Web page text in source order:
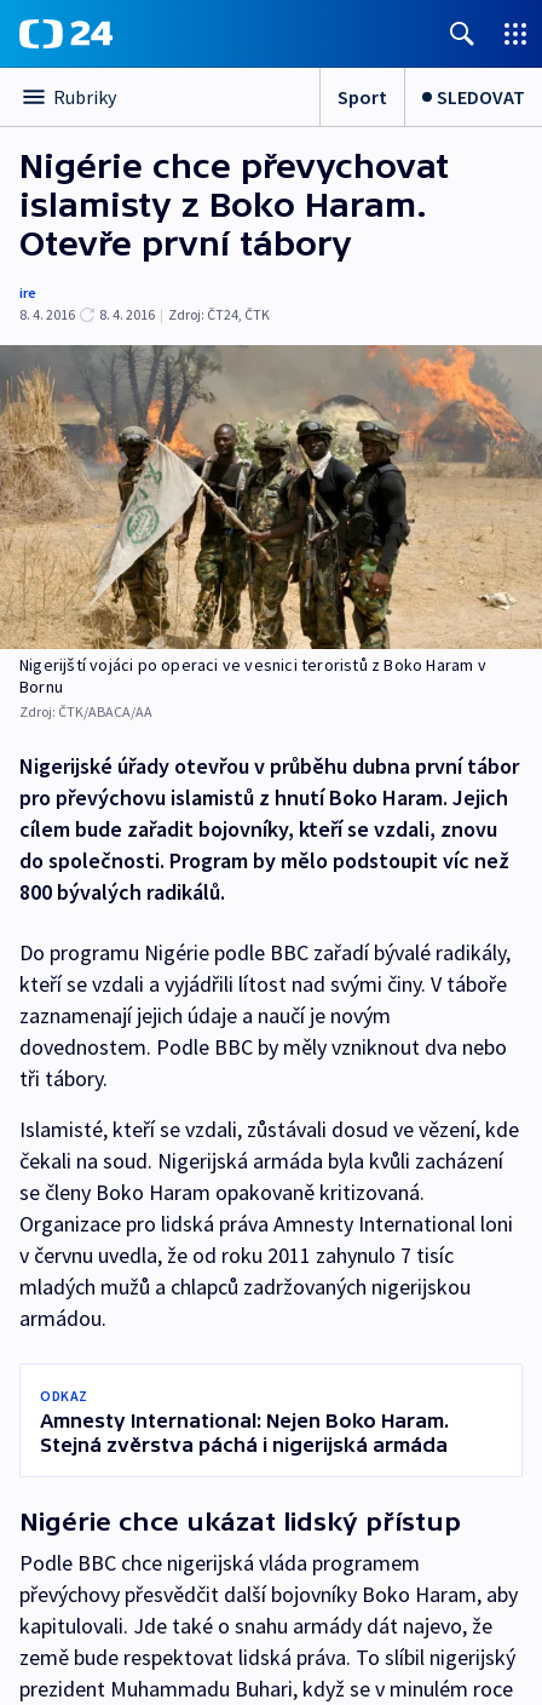
Rubriky Sport SLEDOVAT
Nigérie chce převychovat
islamisty z Boko Haram.
Otevře první tábory
ire
8. 4. 2016
8. 4. 2016 | Zdroj: ČT24, ČTK
Nigerijští vojáci po operaci ve vesnici teroristů z Boko Haram v
Bornu
Zdroj: ČTK/ABACA/AA
Nigerijské úřady otevřou v průběhu dubna první tábor
pro převýchovu islamistů z hnutí Boko Haram. Jejich
cílem bude zařadit bojovníky, kteří se vzdali, znovu
do společnosti. Program by mělo podstoupit víc než
800 bývalých radikálů.
Do programu Nigérie podle BBC zařadí bývalé radikály,
kteří se vzdali a vyjádřili lítost nad svými činy. V táboře
zaznamenají jejich údaje a naučí je novým
dovednostem. Podle BBC by měly vzniknout dva nebo
tři tábory.
Islamisté, kteří se vzdali, zůstávali dosud ve vězení, kde
čekali na soud. Nigerijská armáda byla kvůli zacházení
se členy Boko Haram opakovaně kritizovaná.
Organizace pro lidská práva Amnesty International loni
v červnu uvedla, že od roku 2011 zahynulo 7 tisíc
mladých mužů a chlapců zadržovaných nigerijskou
armádou.
ODKAZ
Amnesty International: Nejen Boko Haram.
Stejná zvěrstva páchá i nigerijská armáda
Nigérie chce ukázat lidský přístup
Podle BBC chce nigerijská vláda programem
převýchovy přesvědčit další bojovníky Boko Haram, aby
kapitulovali. Jde také o snahu armády dát najevo, že
země bude respektovat lidská práva. To slíbil nigerijský
prezident Muhammadu Buhari, když se v minulém roce